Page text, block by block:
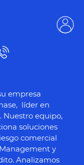
empresa
líder en
Nuestro equipo,
soluciones
comercial
y
Analizamos